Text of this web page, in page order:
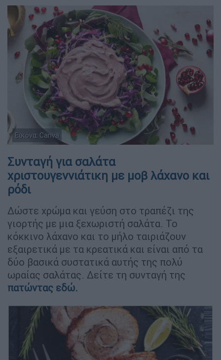
Εικόνα: Canva
Συνταγή για σαλάτα
χριστουγεννιάτικη με μοβ λάχανο και
ρόδι
Δώστε χρώμα και γεύση στο τραπέζι της
γιορτής με μια ξεχωριστή σαλάτα. Το
κόκκινο λάχανο και το μήλο ταιριάζουν
εξαιρετικά με τα κρεατικά και είναι από τα
δύο βασικά συστατικά αυτής της πολύ
ωραίας σαλάτας. Δείτε τη συνταγή της
πατώντας εδώ.